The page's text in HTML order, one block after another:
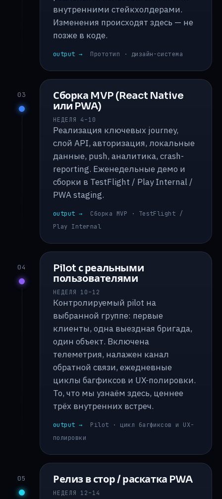
внутренними стейкхолдерами.
Изменения происходят здесь — не
позже в коде.
output → Прототип · дизайн-система
03
Сборка MVP (React Native
или PWA)
НЕДЕЛЯ 4–10
Реализация ключевых journey,
слой API, авторизация, локальные
данные, push, аналитика, crash-
reporting. Еженедельные демо и
сборки в TestFlight / Play Internal /
PWA staging.
output →
Сборка MVP · TestFlight /
Play Internal
04
Pilot с реальными
пользователями
НЕДЕЛЯ 10–12
Контролируемый pilot на
выбранной группе: первые
клиенты, одна выездная бригада,
один объект. Включена
телеметрия, налажен канал
обратной связи, ежедневные
циклы багфиксов и UX-полировки.
То, что мы узнаём здесь, ценнее
трёх внутренних встреч.
output →
Pilot · цикл багфиксов и UX-
полировки
05 Релиз в стор / раскатка PWA
НЕДЕЛЯ 12–14